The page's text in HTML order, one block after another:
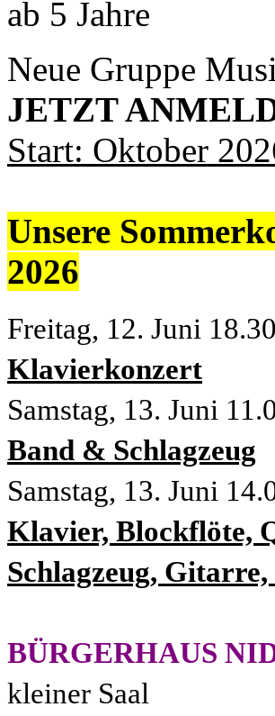
ab 5 Jahre
Neue Gruppe
JETZT
Start: Oktober
Unsere
2026
Freitag, 12. Juni
Klavierkonzert
Samstag, 13. Juni
Band & Schlagzeug
Samstag, 13. Juni
Klavier, Blockflöte,
Schlagzeug, Gitarre,
BÜRGERHAUS
kleiner Saal